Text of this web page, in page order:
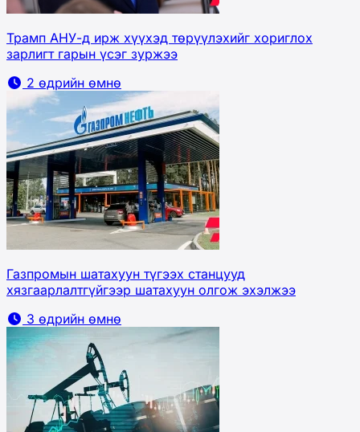
Трамп АНУ-д ирж хүүхэд төрүүлэхийг хориглох
зарлигт гарын үсэг зуржээ
2 өдрийн өмнө
Газпромын шатахуун түгээх станцууд
хязгаарлалтгүйгээр шатахуун олгож эхэлжээ
3 өдрийн өмнө